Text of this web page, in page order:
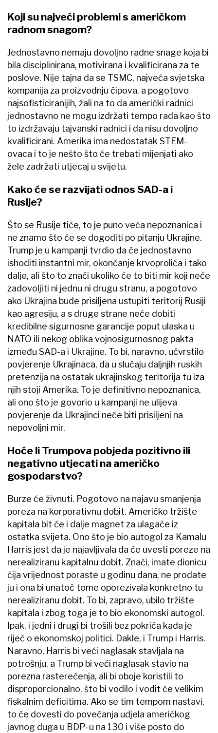
Koji su najveći problemi s američkom
radnom snagom?
Jednostavno nemaju dovoljno radne snage koja bi
bila disciplinirana, motivirana i kvalificirana za te
poslove. Nije tajna da se TSMC, najveća svjetska
kompanija za proizvodnju čipova, a pogotovo
najsofisticiranijih, žali na to da američki radnici
jednostavno ne mogu izdržati tempo rada kao što
to izdržavaju tajvanski radnici i da nisu dovoljno
kvalificirani. Amerika ima nedostatak STEM-
ovaca i to je nešto što će trebati mijenjati ako
žele zadržati utjecaj u svijetu.
Kako će se razvijati odnos SAD-a i
Rusije?
Što se Rusije tiče, to je puno veća nepoznanica i
ne znamo što će se dogoditi po pitanju Ukrajine.
Trump je u kampanji tvrdio da će jednostavno
ishoditi instantni mir, okončanje krvoprolića i tako
dalje, ali što to znači ukoliko će to biti mir koji neće
zadovoljiti ni jednu ni drugu stranu, a pogotovo
ako Ukrajina bude prisiljena ustupiti teritorij Rusiji
kao agresiju, a s druge strane neće dobiti
kredibilne sigurnosne garancije poput ulaska u
NATO ili nekog oblika vojnosigurnosnog pakta
između SAD-a i Ukrajine. To bi, naravno, učvrstilo
povjerenje Ukrajinaca, da u slučaju daljnjih ruskih
pretenzija na ostatak ukrajinskog teritorija tu iza
njih stoji Amerika. To je definitivno nepoznanica,
ali ono što je govorio u kampanji ne ulijeva
povjerenje da Ukrajinci neće biti prisiljeni na
nepovoljni mir.
Hoće li Trumpova pobjeda pozitivno ili
negativno utjecati na američko
gospodarstvo?
Burze će živnuti. Pogotovo na najavu smanjenja
poreza na korporativnu dobit. Američko tržište
kapitala bit će i dalje magnet za ulagače iz
ostatka svijeta. Ono što je bio autogol za Kamalu
Harris jest da je najavljivala da će uvesti poreze na
nerealiziranu kapitalnu dobit. Znači, imate dionicu
čija vrijednost poraste u godinu dana, ne prodate
ju i ona bi unatoč tome oporezivala konkretno tu
nerealiziranu dobit. To bi, zapravo, ubilo tržište
kapitala i zbog toga je to bio ekonomski autogol.
Ipak, i jedni i drugi bi trošili bez pokrića kada je
riječ o ekonomskoj politici. Dakle, i Trump i Harris.
Naravno, Harris bi veći naglasak stavljala na
potrošnju, a Trump bi veći naglasak stavio na
porezna rasterećenja, ali bi oboje koristili to
disproporcionalno, što bi vodilo i vodit će velikim
fiskalnim deficitima. Ako se tim tempom nastavi,
to će dovesti do povećanja udjela američkog
javnog duga u BDP-u na 130 i više posto do